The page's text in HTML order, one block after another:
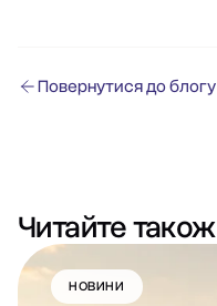
Повернутися до блогу
Читайте також
НОВИНИ